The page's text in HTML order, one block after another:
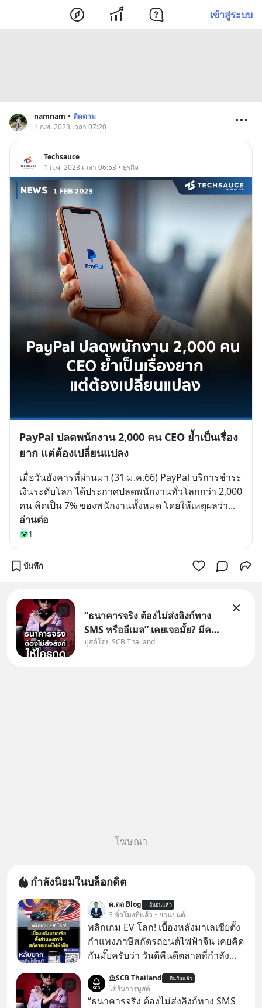
เข้าสู่ระบบ
namnam • ติดตาม
1 ก.พ. 2023 เวลา 07:20
Techsauce
1 ก.พ. 2023 เวลา 06:53 • ธุรกิจ
PayPal ปลดพนักงาน 2,000 คน CEO ย้ำเป็นเรื่อง
ยาก แต่ต้องเปลี่ยนแปลง
เมื่อวันอังคารที่ผ่านมา (31 ม.ค.66) PayPal บริการชำระ
เงินระดับโลก ได้ประกาศปลดพนักงานทั่วโลกกว่า 2,000
คน คิดเป็น 7% ของพนักงานทั้งหมด โดยให้เหตุผลว่า
อ่านต่อ
1
บันทึก
“ธนาคารจริง ต้องไม่ส่งลิงก์ทาง
SMS หรืออีเมล” เคยเจอมั้ย? มีคน
อ้างว่าโทรจากธนาคาร บอกว่า
บูสต์โดย SCB Thailand
โฆษณา
กำลังนิยมในบล็อกดิต
ด.ดล Blog ยืนยันแล้ว
3 ชั่วโมงที่แล้ว • ยานยนต์
พลิกเกม EV โลก! เบื้องหลังมาเลเซียตั้ง
กำแพงภาษีสกัดรถยนต์ไฟฟ้าจีน เคยคิด
กันมั๊ยครับว่า วันดีคืนดีตลาดที่กำลัง
จนหน้าทิ่มแบบไม่ทันตั้งตัว…
SCB Thailand ยืนยันแล้ว
ได้รับการบูสต์
“ธนาคารจริง ต้องไม่ส่งลิงก์ทาง SMS